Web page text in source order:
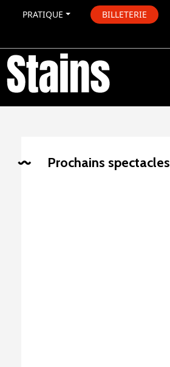
PRATIQUE BILLETERIE
Prochains spectacles